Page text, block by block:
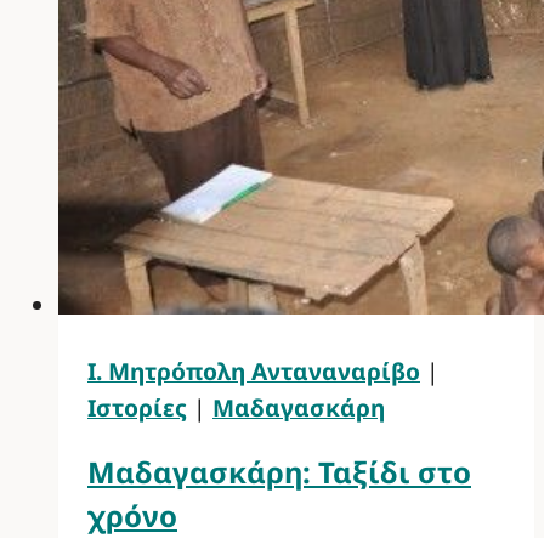
Ι. Μητρόπολη Ανταναναρίβο |
Ιστορίες | Μαδαγασκάρη
Μαδαγασκάρη: Ταξίδι στο
χρόνο